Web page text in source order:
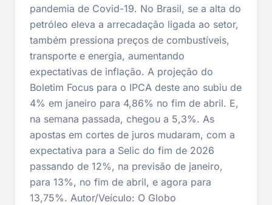
pandemia de Covid-19. No Brasil, se a alta do
petróleo eleva a arrecadação ligada ao setor,
também pressiona preços de combustíveis,
transporte e energia, aumentando
expectativas de inflação. A projeção do
Boletim Focus para o IPCA deste ano subiu de
4% em janeiro para 4,86% no fim de abril. E,
na semana passada, chegou a 5,3%. As
apostas em cortes de juros mudaram, com a
expectativa para a Selic do fim de 2026
passando de 12%, na previsão de janeiro,
para 13%, no fim de abril, e agora para
13,75%. Autor/Veículo: O Globo